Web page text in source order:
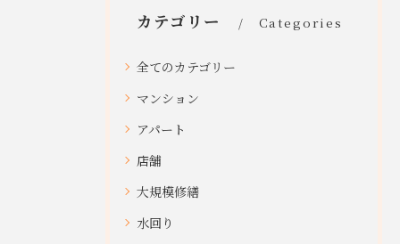
カテゴリー Categories
全てのカテゴリー
マンション
アパート
店舗
大規模修繕
水回り